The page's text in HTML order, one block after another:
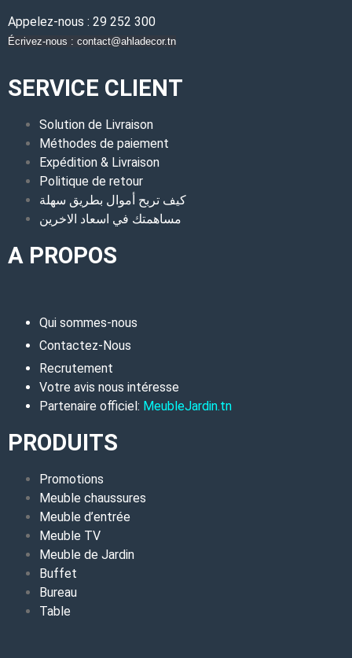
Appelez-nous : 29 252 300
Écrivez-nous : contact@ahladecor.tn
SERVICE CLIENT
Solution de Livraison
Méthodes de paiement
Expédition & Livraison
Politique de retour
كيف تربح أموال بطريق سهلة
مساهمتك في اسعاد الاخرين
A PROPOS
Qui sommes-nous
Contactez-Nous
Recrutement
Votre avis nous intéresse
Partenaire officiel: MeubleJardin.tn
PRODUITS
Promotions
Meuble chaussures
Meuble d’entrée
Meuble TV
Meuble de Jardin
Buffet
Bureau
Table